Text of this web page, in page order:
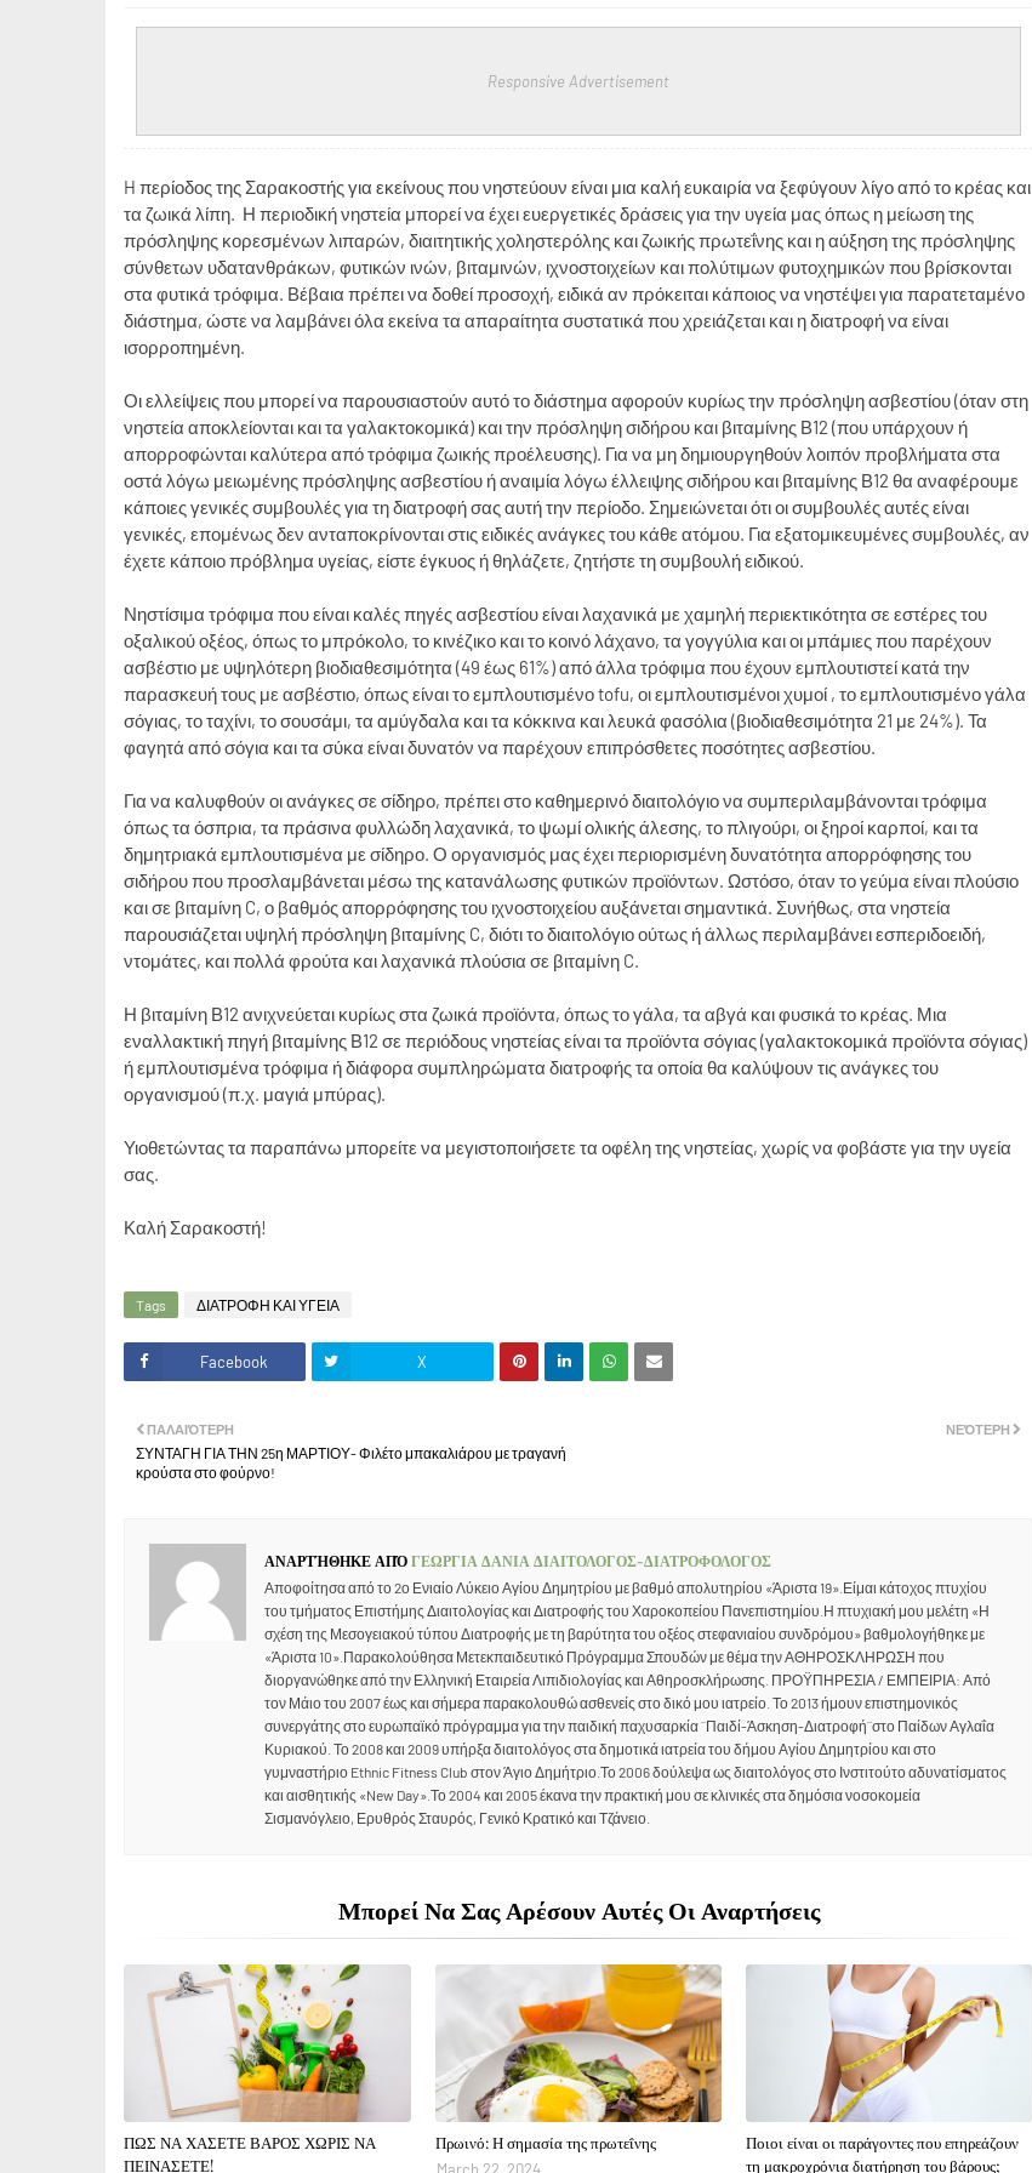
Responsive Advertisement
H περίοδος της Σαρακοστής για εκείνους που νηστεύουν είναι μια καλή ευκαιρία να ξεφύγουν λίγο από το κρέας και
τα ζωικά λίπη. Η περιοδική νηστεία μπορεί να έχει ευεργετικές δράσεις για την υγεία μας όπως η μείωση της
πρόσληψης κορεσμένων λιπαρών, διαιτητικής χοληστερόλης και ζωικής πρωτεΐνης και η αύξηση της πρόσληψης
σύνθετων υδατανθράκων, φυτικών ινών, βιταμινών, ιχνοστοιχείων και πολύτιμων φυτοχημικών που βρίσκονται
στα φυτικά τρόφιμα. Βέβαια πρέπει να δοθεί προσοχή, ειδικά αν πρόκειται κάποιος να νηστέψει για παρατεταμένο
διάστημα, ώστε να λαμβάνει όλα εκείνα τα απαραίτητα συστατικά που χρειάζεται και η διατροφή να είναι
ισορροπημένη.
Οι ελλείψεις που μπορεί να παρουσιαστούν αυτό το διάστημα αφορούν κυρίως την πρόσληψη ασβεστίου (όταν στη
νηστεία αποκλείονται και τα γαλακτοκομικά) και την πρόσληψη σιδήρου και βιταμίνης Β12 (που υπάρχουν ή
απορροφώνται καλύτερα από τρόφιμα ζωικής προέλευσης). Για να μη δημιουργηθούν λοιπόν προβλήματα στα
οστά λόγω μειωμένης πρόσληψης ασβεστίου ή αναιμία λόγω έλλειψης σιδήρου και βιταμίνης Β12 θα αναφέρουμε
κάποιες γενικές συμβουλές για τη διατροφή σας αυτή την περίοδο. Σημειώνεται ότι οι συμβουλές αυτές είναι
γενικές, επομένως δεν ανταποκρίνονται στις ειδικές ανάγκες του κάθε ατόμου. Για εξατομικευμένες συμβουλές, αν
έχετε κάποιο πρόβλημα υγείας, είστε έγκυος ή θηλάζετε, ζητήστε τη συμβουλή ειδικού.
Νηστίσιμα τρόφιμα που είναι καλές πηγές ασβεστίου είναι λαχανικά με χαμηλή περιεκτικότητα σε εστέρες του
οξαλικού οξέος, όπως το μπρόκολο, το κινέζικο και το κοινό λάχανο, τα γογγύλια και οι μπάμιες που παρέχουν
ασβέστιο με υψηλότερη βιοδιαθεσιμότητα (49 έως 61%) από άλλα τρόφιμα που έχουν εμπλουτιστεί κατά την
παρασκευή τους με ασβέστιο, όπως είναι το εμπλουτισμένο tofu, οι εμπλουτισμένοι χυμοί , το εμπλουτισμένο γάλα
σόγιας, το ταχίνι, το σουσάμι, τα αμύγδαλα και τα κόκκινα και λευκά φασόλια (βιοδιαθεσιμότητα 21 με 24%). Τα
φαγητά από σόγια και τα σύκα είναι δυνατόν να παρέχουν επιπρόσθετες ποσότητες ασβεστίου.
Για να καλυφθούν οι ανάγκες σε σίδηρο, πρέπει στο καθημερινό διαιτολόγιο να συμπεριλαμβάνονται τρόφιμα
όπως τα όσπρια, τα πράσινα φυλλώδη λαχανικά, το ψωμί ολικής άλεσης, το πλιγούρι, οι ξηροί καρποί, και τα
δημητριακά εμπλουτισμένα με σίδηρο. Ο οργανισμός μας έχει περιορισμένη δυνατότητα απορρόφησης του
σιδήρου που προσλαμβάνεται μέσω της κατανάλωσης φυτικών προϊόντων. Ωστόσο, όταν το γεύμα είναι πλούσιο
και σε βιταμίνη C, ο βαθμός απορρόφησης του ιχνοστοιχείου αυξάνεται σημαντικά. Συνήθως, στα νηστεία
παρουσιάζεται υψηλή πρόσληψη βιταμίνης C, διότι το διαιτολόγιο ούτως ή άλλως περιλαμβάνει εσπεριδοειδή,
ντομάτες, και πολλά φρούτα και λαχανικά πλούσια σε βιταμίνη C.
Η βιταμίνη Β12 ανιχνεύεται κυρίως στα ζωικά προϊόντα, όπως το γάλα, τα αβγά και φυσικά το κρέας. Μια
εναλλακτική πηγή βιταμίνης Β12 σε περιόδους νηστείας είναι τα προϊόντα σόγιας (γαλακτοκομικά προϊόντα σόγιας)
ή εμπλουτισμένα τρόφιμα ή διάφορα συμπληρώματα διατροφής τα οποία θα καλύψουν τις ανάγκες του
οργανισμού (π.χ. μαγιά μπύρας).
Υιοθετώντας τα παραπάνω μπορείτε να μεγιστοποιήσετε τα οφέλη της νηστείας, χωρίς να φοβάστε για την υγεία
σας.
Καλή Σαρακοστή!
Tags ΔΙΑΤΡΟΦΗ ΚΑΙ ΥΓΕΙΑ
Facebook X
ΝΕΌΤΕΡΗ
ΠΑΛΑΙΌΤΕΡΗ
ΣΥΝΤΑΓΗ ΓΙΑ ΤΗΝ 25η ΜΑΡΤΙΟΥ- Φιλέτο μπακαλιάρου με τραγανή
κρούστα στο φούρνο!
ΑΝΑΡΤΉΘΗΚΕ ΑΠΌΓΕΩΡΓΙΑ ΔΑΝΙΑ ΔΙΑΙΤΟΛΟΓΟΣ-ΔΙΑΤΡΟΦΟΛΟΓΟΣ
Αποφοίτησα από το 2ο Ενιαίο Λύκειο Αγίου Δημητρίου με βαθμό απολυτηρίου «Άριστα 19».Είμαι κάτοχος πτυχίου
του τμήματος Επιστήμης Διαιτολογίας και Διατροφής του Χαροκοπείου Πανεπιστημίου.Η πτυχιακή μου μελέτη «Η
σχέση της Μεσογειακού τύπου Διατροφής με τη βαρύτητα του οξέος στεφανιαίου συνδρόμου» βαθμολογήθηκε με
«Άριστα 10».Παρακολούθησα Μετεκπαιδευτικό Πρόγραμμα Σπουδών με θέμα την ΑΘΗΡΟΣΚΛΗΡΩΣΗ που
διοργανώθηκε από την Ελληνική Εταιρεία Λιπιδιολογίας και Αθηροσκλήρωσης. ΠΡΟΫΠΗΡΕΣΙΑ / ΕΜΠΕΙΡΙΑ: Από
τον Μάιο του 2007 έως και σήμερα παρακολουθώ ασθενείς στο δικό μου ιατρείο. Το 2013 ήμουν επιστημονικός
συνεργάτης στο ευρωπαϊκό πρόγραμμα για την παιδική παχυσαρκία ¨Παιδί-Άσκηση-Διατροφή¨στο Παίδων Αγλαΐα
Κυριακού. Το 2008 και 2009 υπήρξα διαιτολόγος στα δημοτικά ιατρεία του δήμου Αγίου Δημητρίου και στο
γυμναστήριο Ethnic Fitness Club στον Άγιο Δημήτριο.Το 2006 δούλεψα ως διαιτολόγος στο Ινστιτούτο αδυνατίσματος
και αισθητικής «New Day».Το 2004 και 2005 έκανα την πρακτική μου σε κλινικές στα δημόσια νοσοκομεία
Σισμανόγλειο, Ερυθρός Σταυρός, Γενικό Κρατικό και Τζάνειο.
Μπορεί Να Σας Αρέσουν Αυτές Οι Αναρτήσεις
ΠΩΣ ΝΑ ΧΑΣΕΤΕ ΒΑΡΟΣ ΧΩΡΙΣ ΝΑ
ΠΕΙΝΑΣΕΤΕ!
Πρωινό: Η σημασία της πρωτεΐνης
Ποιοι είναι οι παράγοντες που επηρεάζουν
τη μακροχρόνια διατήρηση του βάρους;